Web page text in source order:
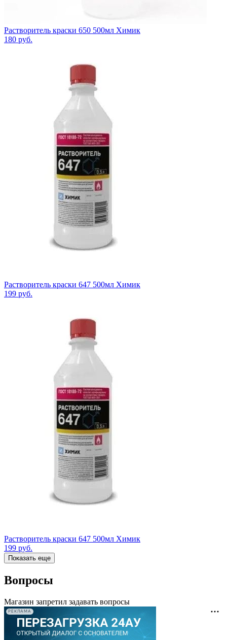
Растворитель краски 650 500мл Химик
180 руб.
Растворитель краски 647 500мл Химик
199 руб.
Растворитель краски 647 500мл Химик
199 руб.
Показать еще
Вопросы
Магазин запретил задавать вопросы
РЕКЛАМА